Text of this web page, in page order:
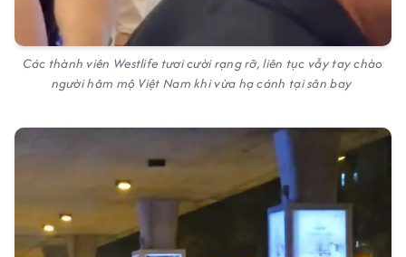
Các thành viên Westlife tươi cười rạng rỡ, liên tục vẫy tay chào
người hâm mộ Việt Nam khi vừa hạ cánh tại sân bay